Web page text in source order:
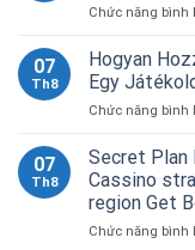
Chức năng bình
07
Th8
Hogyan
Egy
Chức năng bình
07
Th8
Secret Plan
Cassino
region Get
Chức năng bình